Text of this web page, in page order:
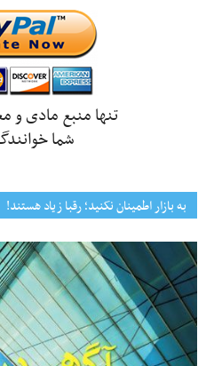
تنها منبع مادی و
شما
به بازار اطمینان نکنید؛ رقبا زیاد هستند!